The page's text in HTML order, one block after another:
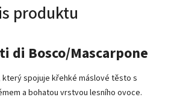
produktu
di Bosco/Mascarpone
spojuje křehké máslové těsto s
a bohatou vrstvou lesního ovoce.